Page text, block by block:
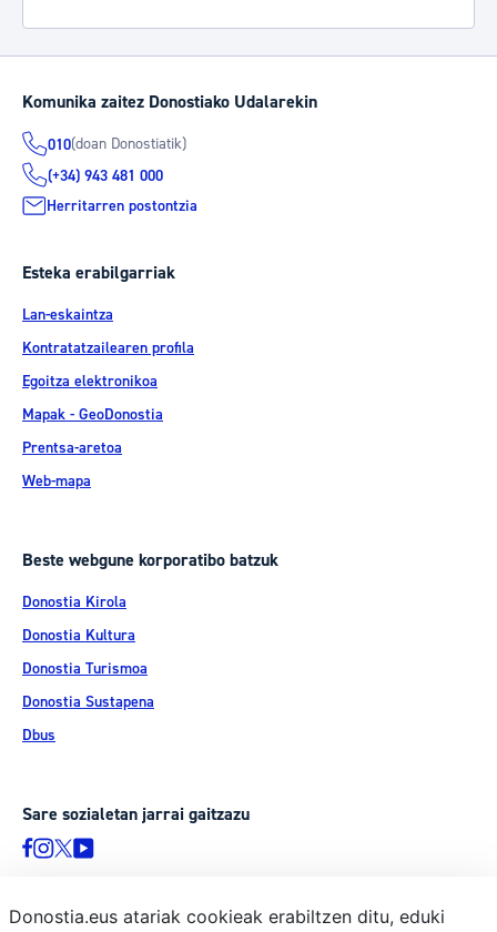
Komunika zaitez Donostiako Udalarekin
010(doan Donostiatik)
(+34) 943 481 000
Herritarren postontzia
Esteka erabilgarriak
Lan-eskaintza
Kontratatzailearen profila
Egoitza elektronikoa
Mapak - GeoDonostia
Prentsa-aretoa
Web-mapa
Beste webgune korporatibo batzuk
Donostia Kirola
Donostia Kultura
Donostia Turismoa
Donostia Sustapena
Dbus
Sare sozialetan jarrai gaitzazu
Donostia.eus atariak cookieak erabiltzen ditu, eduki